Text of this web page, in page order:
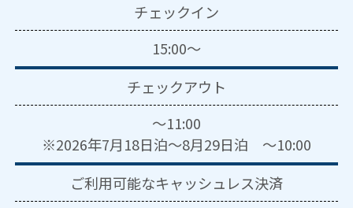
チェックイン
15:00～
チェックアウト
～11:00
※2026年7月18日泊～8月29日泊 ～10:00
ご利用可能なキャッシュレス決済